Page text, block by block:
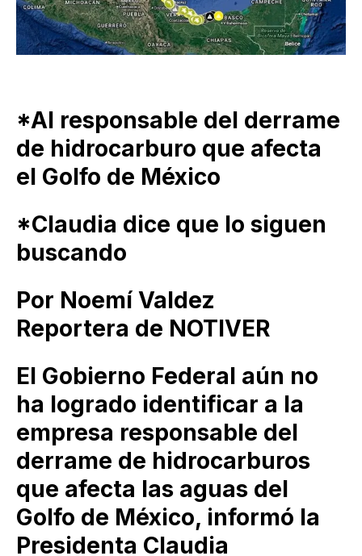
*Al responsable del derrame
de hidrocarburo que afecta
el Golfo de México
*Claudia dice que lo siguen
buscando
Por Noemí Valdez
Reportera de NOTIVER
El Gobierno Federal aún no
ha logrado identificar a la
empresa responsable del
derrame de hidrocarburos
que afecta las aguas del
Golfo de México, informó la
Presidenta Claudia